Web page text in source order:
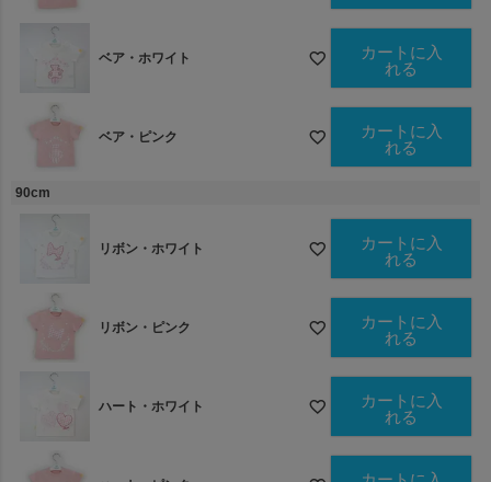
ベア・ホワイト
カートに入
れる
ベア・ピンク
カートに入
れる
90cm
リボン・ホワイト
カートに入
れる
リボン・ピンク
カートに入
れる
ハート・ホワイト
カートに入
れる